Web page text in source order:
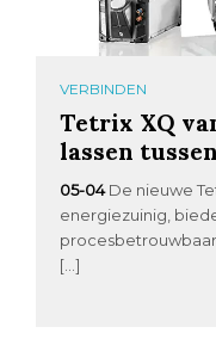
VERBINDEN
Tetrix XQ
lassen
05-04 De nieuwe
energiezuinig,
[…]